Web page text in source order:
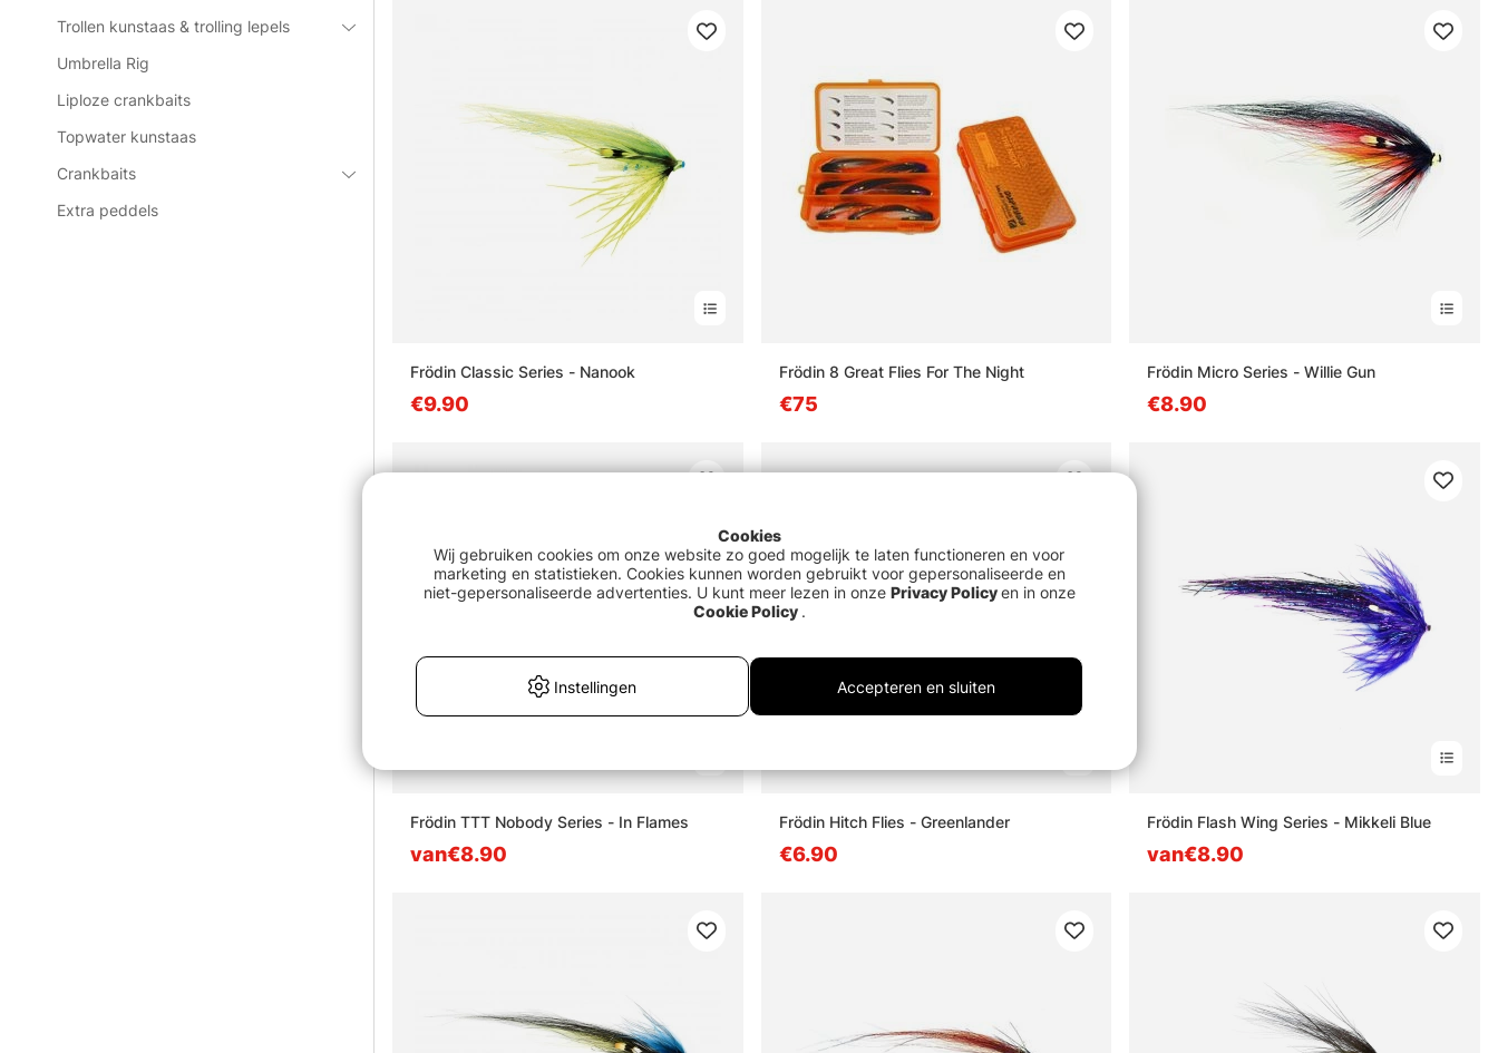
Trollen kunstaas & trolling lepels
Umbrella Rig
Liploze crankbaits
Topwater kunstaas
Crankbaits
Extra peddels
Frödin Classic Series - Nanook
€9.90
Frödin 8 Great Flies For The Night
€75
Frödin Micro Series - Willie Gun
€8.90
Frödin TTT Nobody Series - In Flames
van€8.90
Frödin Hitch Flies - Greenlander
€6.90
Frödin Flash Wing Series - Mikkeli Blue
van€8.90
Cookies
Wij gebruiken cookies om onze website zo goed mogelijk te laten functioneren en voor
marketing en statistieken. Cookies kunnen worden gebruikt voor gepersonaliseerde en
niet-gepersonaliseerde advertenties. U kunt meer lezen in onze Privacy Policy en in onze
Cookie Policy .
Instellingen Accepteren en sluiten